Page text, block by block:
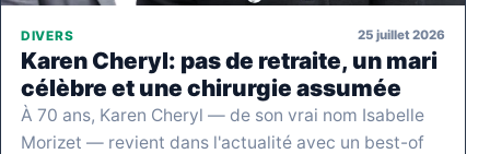
DIVERS 25 juillet 2026
Karen Cheryl: pas de retraite, un mari
célèbre et une chirurgie assumée
À 70 ans, Karen Cheryl — de son vrai nom Isabelle
Morizet — revient dans l'actualité avec un best-of